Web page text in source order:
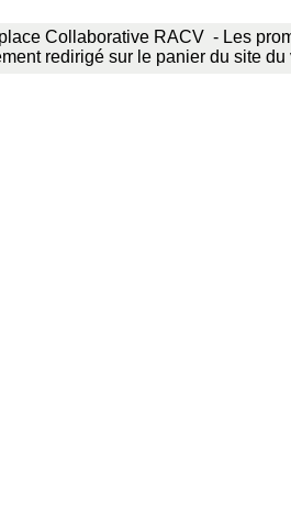
Collaborative RACV - Les
redirigé sur le panier du site